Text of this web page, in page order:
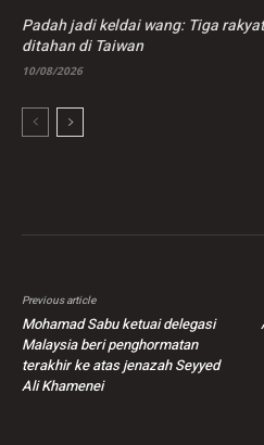
Padah jadi keldai wang: Tiga
ditahan di Taiwan
10/08/2026
Previous article
Mohamad Sabu ketuai delegasi
Malaysia beri penghormatan
terakhir ke atas jenazah Seyyed
Ali Khamenei